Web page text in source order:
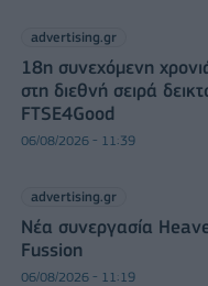
advertising.gr
18η συνεχόμενη
στη διεθνή σειρά
FTSE4Good
06/08/2026 - 11:39
advertising.gr
Νέα συνεργασία
Fussion
06/08/2026 - 11:19